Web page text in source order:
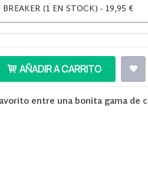
AÑADIR A CARRITO
entre una bonita gama de